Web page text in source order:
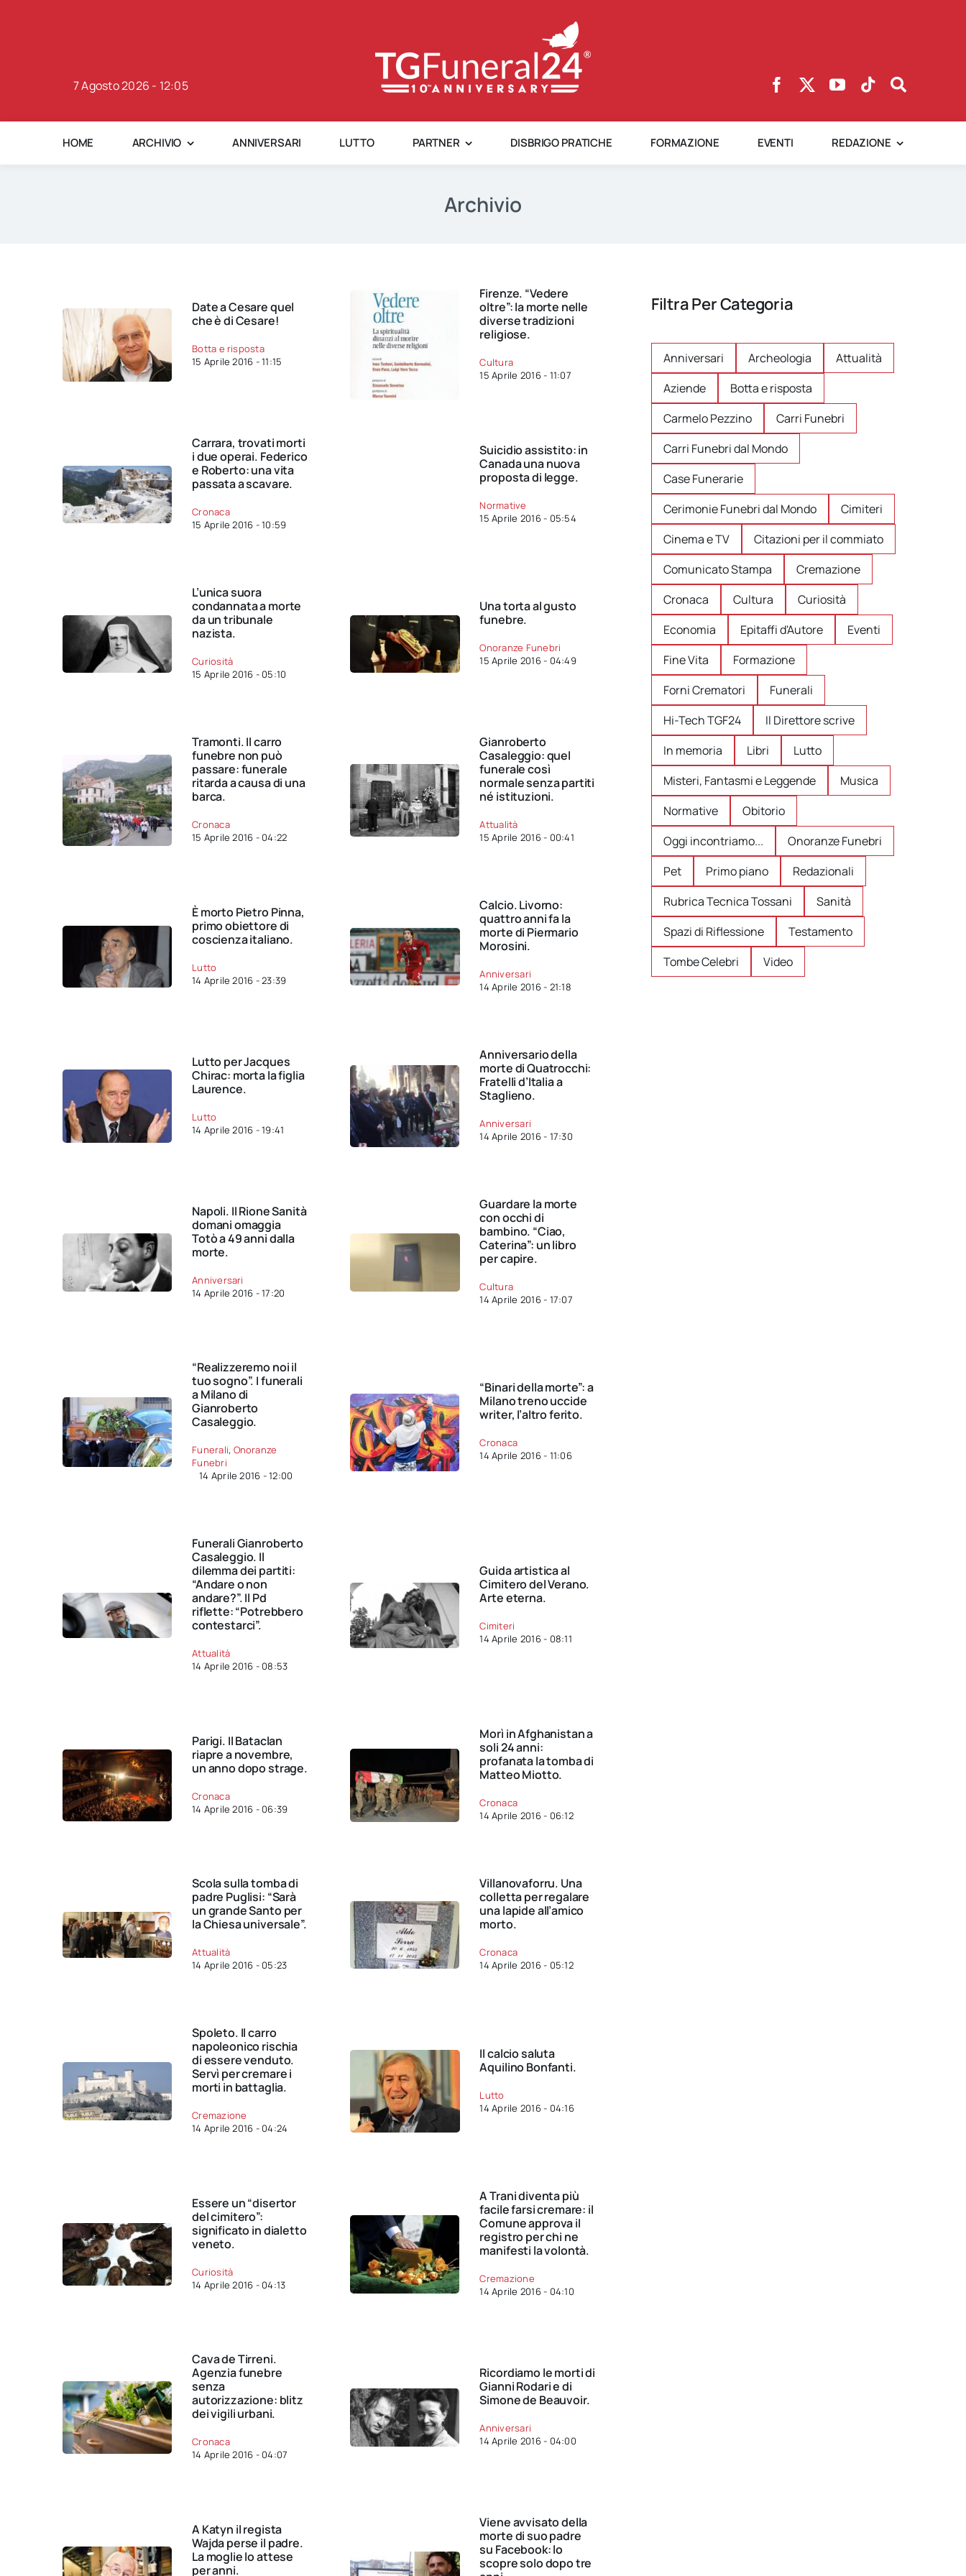
7 Agosto 2026 - 12:05
HOME ARCHIVIO ANNIVERSARI LUTTO PARTNER DISBRIGO PRATICHE FORMAZIONE EVENTI REDAZIONE
Archivio
Date a Cesare quel
che è di Cesare!
Botta e risposta
15 Aprile 2016 - 11:15
Firenze. “Vedere
oltre”: la morte nelle
diverse tradizioni
religiose.
Cultura
15 Aprile 2016 - 11:07
Carrara, trovati morti
i due operai. Federico
e Roberto: una vita
passata a scavare.
Cronaca
15 Aprile 2016 - 10:59
Suicidio assistito: in
Canada una nuova
proposta di legge.
Normative
15 Aprile 2016 - 05:54
L’unica suora
condannata a morte
da un tribunale
nazista.
Curiosità
15 Aprile 2016 - 05:10
Una torta al gusto
funebre.
Onoranze Funebri
15 Aprile 2016 - 04:49
Tramonti. Il carro
funebre non può
passare: funerale
ritarda a causa di una
barca.
Cronaca
15 Aprile 2016 - 04:22
Gianroberto
Casaleggio: quel
funerale così
normale senza partiti
né istituzioni.
Attualità
15 Aprile 2016 - 00:41
È morto Pietro Pinna,
primo obiettore di
coscienza italiano.
Lutto
14 Aprile 2016 - 23:39
Calcio. Livorno:
quattro anni fa la
morte di Piermario
Morosini.
Anniversari
14 Aprile 2016 - 21:18
Lutto per Jacques
Chirac: morta la figlia
Laurence.
Lutto
14 Aprile 2016 - 19:41
Anniversario della
morte di Quatrocchi:
Fratelli d’Italia a
Staglieno.
Anniversari
14 Aprile 2016 - 17:30
Napoli. Il Rione Sanità
domani omaggia
Totò a 49 anni dalla
morte.
Anniversari
14 Aprile 2016 - 17:20
Guardare la morte
con occhi di
bambino. “Ciao,
Caterina”: un libro
per capire.
Cultura
14 Aprile 2016 - 17:07
“Realizzeremo noi il
tuo sogno”. I funerali
a Milano di
Gianroberto
Casaleggio.
Funerali, Onoranze
Funebri
14 Aprile 2016 - 12:00
“Binari della morte”: a
Milano treno uccide
writer, l’altro ferito.
Cronaca
14 Aprile 2016 - 11:06
Funerali Gianroberto
Casaleggio. Il
dilemma dei partiti:
“Andare o non
andare?”. Il Pd
riflette: “Potrebbero
contestarci”.
Attualità
14 Aprile 2016 - 08:53
Guida artistica al
Cimitero del Verano.
Arte eterna.
Cimiteri
14 Aprile 2016 - 08:11
Parigi. Il Bataclan
riapre a novembre,
un anno dopo strage.
Cronaca
14 Aprile 2016 - 06:39
Morì in Afghanistan a
soli 24 anni:
profanata la tomba di
Matteo Miotto.
Cronaca
14 Aprile 2016 - 06:12
Scola sulla tomba di
padre Puglisi: “Sarà
un grande Santo per
la Chiesa universale”.
Attualità
14 Aprile 2016 - 05:23
Villanovaforru. Una
colletta per regalare
una lapide all’amico
morto.
Cronaca
14 Aprile 2016 - 05:12
Spoleto. Il carro
napoleonico rischia
di essere venduto.
Servì per cremare i
morti in battaglia.
Cremazione
14 Aprile 2016 - 04:24
Il calcio saluta
Aquilino Bonfanti.
Lutto
14 Aprile 2016 - 04:16
Essere un “disertor
del cimitero”:
significato in dialetto
veneto.
Curiosità
14 Aprile 2016 - 04:13
A Trani diventa più
facile farsi cremare: il
Comune approva il
registro per chi ne
manifesti la volontà.
Cremazione
14 Aprile 2016 - 04:10
Cava de Tirreni.
Agenzia funebre
senza
autorizzazione: blitz
dei vigili urbani.
Cronaca
14 Aprile 2016 - 04:07
Ricordiamo le morti di
Gianni Rodari e di
Simone de Beauvoir.
Anniversari
14 Aprile 2016 - 04:00
A Katyn il regista
Wajda perse il padre.
La moglie lo attese
per anni.
Viene avvisato della
morte di suo padre
su Facebook: lo
scopre solo dopo tre
Filtra Per Categoria
Anniversari Archeologia
Attualità
Aziende
Botta e risposta
Carmelo Pezzino
Carri Funebri
Carri Funebri dal Mondo
Case Funerarie
Cerimonie Funebri dal Mondo
Cimiteri
Cinema e TV
Citazioni per il commiato
Comunicato Stampa
Cremazione
Cronaca
Cultura
Curiosità
Economia
Epitaffi d'Autore
Eventi
Fine Vita
Formazione
Forni Crematori
Funerali
Hi-Tech TGF24
Il Direttore scrive
In memoria
Libri
Lutto
Misteri, Fantasmi e Leggende
Musica
Normative
Obitorio
Oggi incontriamo...
Onoranze Funebri
Pet
Primo piano
Redazionali
Rubrica Tecnica Tossani
Sanità
Spazi di Riflessione
Testamento
Tombe Celebri
Video